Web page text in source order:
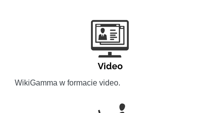
Video
WikiGamma w formacie video.